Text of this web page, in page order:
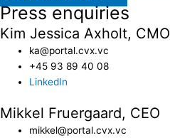
Press enquiries
Kim Jessica Axholt, CMO
ka@portal.cvx.vc​
+45 93 89 40 08
LinkedIn
Mikkel Fruergaard, CEO
mikkel@portal.cvx.vc